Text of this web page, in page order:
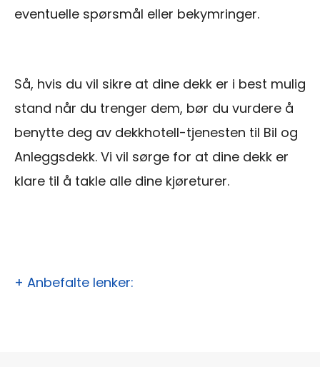
eventuelle spørsmål eller bekymringer.
Så, hvis du vil sikre at dine dekk er i best mulig
stand når du trenger dem, bør du vurdere å
benytte deg av dekkhotell-tjenesten til Bil og
Anleggsdekk. Vi vil sørge for at dine dekk er
klare til å takle alle dine kjøreturer.
+ Anbefalte lenker: